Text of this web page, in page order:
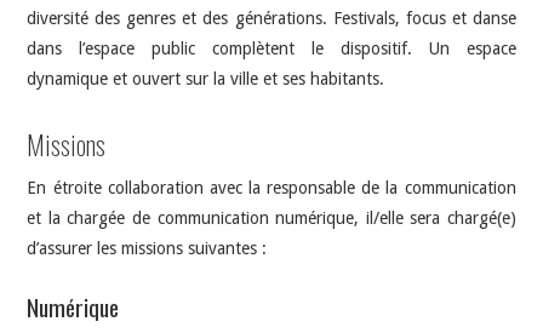
diversité des genres et des générations. Festivals, focus et danse
dans l’espace public complètent le dispositif. Un espace
dynamique et ouvert sur la ville et ses habitants.
Missions
En étroite collaboration avec la responsable de la communication
et la chargée de communication numérique, il/elle sera chargé(e)
d’assurer les missions suivantes :
Numérique